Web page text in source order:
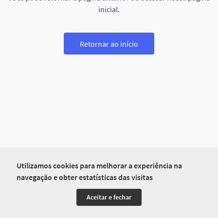
Utilizamos cookies para melhorar a experiência na
navegação e obter estatísticas das visitas
Aceitar e fechar
inicial.
Retornar ao início